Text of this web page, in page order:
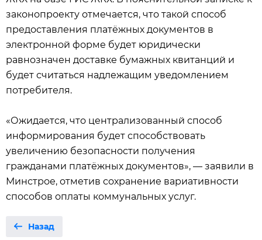
законопроекту отмечается, что такой способ
предоставления платёжных документов в
электронной форме будет юридически
равнозначен доставке бумажных квитанций и
будет считаться надлежащим уведомлением
потребителя.
«Ожидается, что централизованный способ
информирования будет способствовать
увеличению безопасности получения
гражданами платёжных документов», — заявили в
Минстрое, отметив сохранение вариативности
способов оплаты коммунальных услуг.
Назад